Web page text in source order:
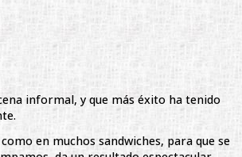
informal, y que más éxito ha tenido
en muchos sandwiches, para que se